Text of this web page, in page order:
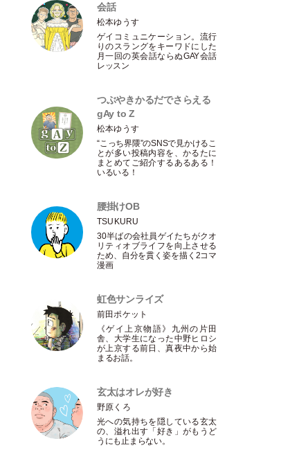
会話
松本ゆうす
ゲイコミュニケーション。流行
りのスラングをキーワドにした
月一回の英会話ならぬGAY会話
レッスン
つぶやきかるだでさらえる
gAy to Z
松本ゆうす
“こっち界隈”のSNSで見かけるこ
とが多い投稿内容を、かるたに
まとめてご紹介するあるある！
いるいる！
腰掛けOB
TSUKURU
30半ばの会社員ゲイたちがクオ
リティオブライフを向上させる
ため、自分を貫く姿を描く2コマ
漫画
虹色サンライズ
前田ポケット
《ゲイ上京物語》九州の片田
舎、大学生になった中野ヒロシ
が上京する前日、真夜中から始
まるお話。
玄太はオレが好き
野原くろ
光への気持ちを隠している玄太
の、溢れ出す 「好き 」がもうど
うにも止まらない。